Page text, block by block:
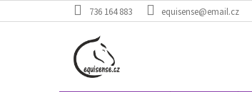
na
736 164 883 equisense@email.cz